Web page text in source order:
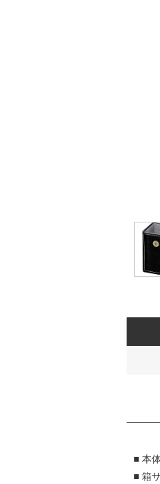
■ 本
■ 箱